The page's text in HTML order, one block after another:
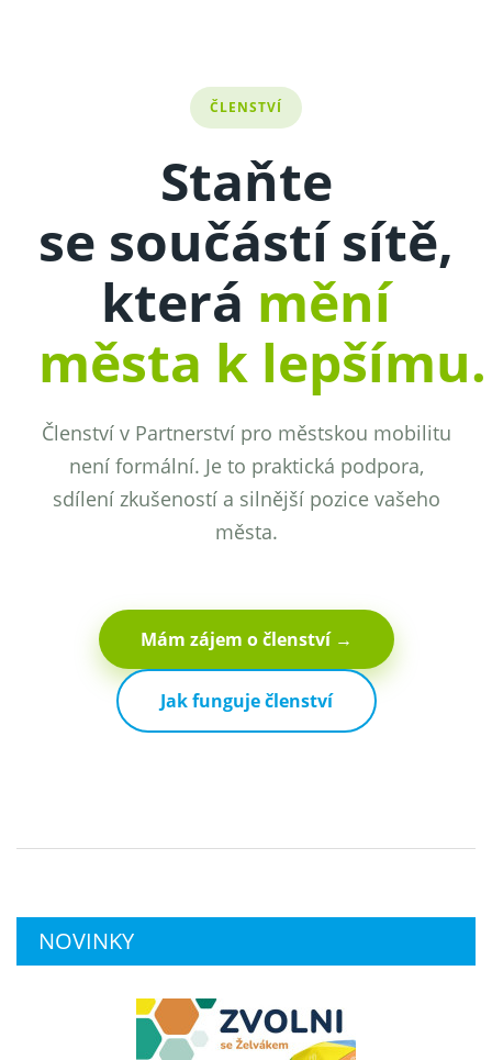
ČLENSTVÍ
Staňte
se součástí sítě,
která mění
města k lepšímu.
Členství v Partnerství pro městskou mobilitu
není formální. Je to praktická podpora,
sdílení zkušeností a silnější pozice vašeho
města.
Mám zájem o členství →
Jak funguje členství
NOVINKY